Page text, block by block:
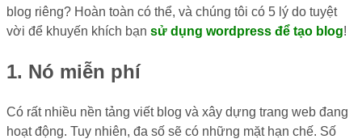
blog riêng? Hoàn toàn có thể, và chúng tôi có 5 lý do tuyệt
vời để khuyến khích bạn sử dụng wordpress để tạo blog!
1. Nó miễn phí
Có rất nhiều nền tảng viết blog và xây dựng trang web đang
hoạt động. Tuy nhiên, đa số sẽ có những mặt hạn chế. Số